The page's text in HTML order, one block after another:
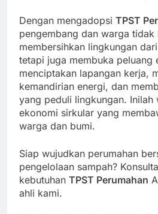
Dengan mengadopsi TPST
pengembang dan warga tidak
membersihkan lingkungan
tetapi juga membuka peluang
menciptakan lapangan kerja,
kemandirian energi, dan
yang peduli lingkungan. Inilah
ekonomi sirkular yang
warga dan bumi.
Siap wujudkan perumahan
pengelolaan sampah?
kebutuhan TPST Perumahan
ahli kami.